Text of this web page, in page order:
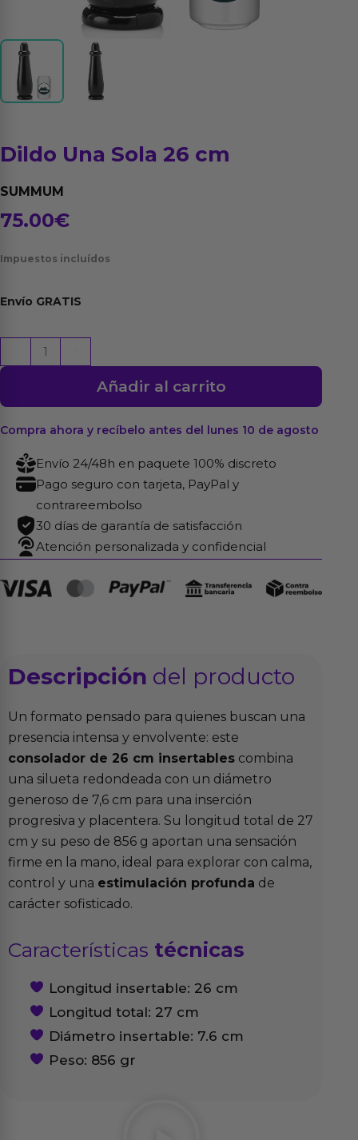
Dildo Una Sola 26 cm
SUMMUM
75.00€
Impuestos incluídos
Envío GRATIS
Una
26
cm
cantidad
Añadir al carrito
Compra ahora y recíbelo antes del lunes 10 de agosto
Envío 24/48h en paquete 100% discreto
Pago seguro con tarjeta, PayPal y
contrareembolso
30 días de garantía de satisfacción
Atención personalizada y confidencial
Descripción del producto
Un formato pensado para quienes buscan una
presencia intensa y envolvente: este
consolador de 26 cm insertables combina
una silueta redondeada con un diámetro
generoso de 7,6 cm para una inserción
progresiva y placentera. Su longitud total de 27
cm y su peso de 856 g aportan una sensación
firme en la mano, ideal para explorar con calma,
control y una estimulación profunda de
carácter sofisticado.
Características técnicas
Longitud insertable: 26 cm
Longitud total: 27 cm
Diámetro insertable: 7.6 cm
Peso: 856 gr